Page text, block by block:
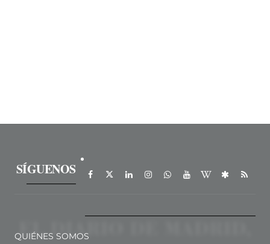
SÍGUENOS
QUIÉNES SOMOS